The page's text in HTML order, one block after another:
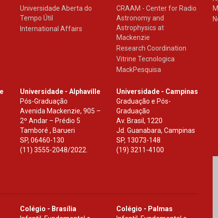
Universidade Aberta do
Tempo Útil
International Affairs
CRAAM - Center for Radio
Astronomy and
Astrophysics at
Mackenzie
Research Coordination
Vitrine Tecnologica
MackPesquisa
Universidade - Alphaville
Pós-Graduação
Avenida Mackenzie, 905 –
2º Andar – Prédio 5
Tamboré , Barueri
SP, 06460-130
(11) 3555-2048/2022.
Universidade - Campinas
Graduação e Pós-
Graduação
Av. Brasil, 1220
Jd. Guanabara, Campinas
SP, 13073-148
(19) 3211-4100
Colégio - Brasília
Colégio - Palmas